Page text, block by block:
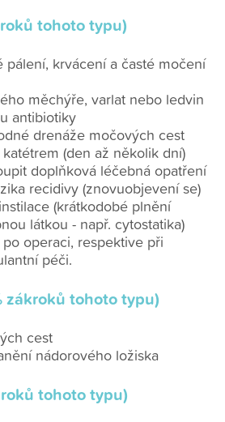
tohoto typu)
pálení, krvácení a časté močení
měchýře, varlat nebo ledvin
antibiotiky
drenáže močových cest
(den až několik dní)
doplňková léčebná opatření
recidivy (znovuobjevení se)
(krátkodobé plnění
látkou - např. cytostatika)
operaci, respektive při
péči.
zákroků tohoto typu)
cest
nádorového ložiska
tohoto typu)